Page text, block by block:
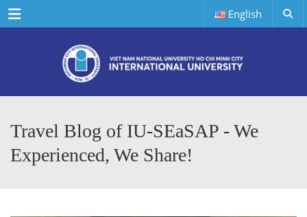
Menu English
Travel Blog of IU-SEaSAP - We
Experienced, We Share!